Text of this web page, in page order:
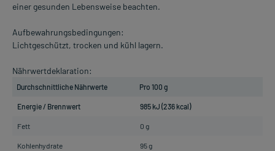
einer gesunden Lebensweise beachten.
Aufbewahrungsbedingungen:
Lichtgeschützt, trocken und kühl lagern.
Nährwertdeklaration:
Durchschnittliche Nährwerte Pro 100 g
Energie / Brennwert 985 kJ (236 kcal)
Fett 0 g
Kohlenhydrate 95 g